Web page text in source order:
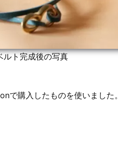
ルト完成後の写真
で購入したものを使いました。